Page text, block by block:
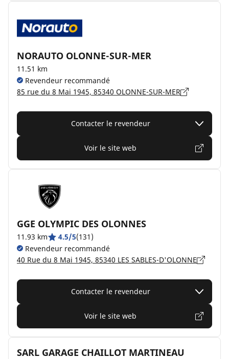
NORAUTO OLONNE-SUR-MER
11.51 km
Revendeur recommandé
85 rue du 8 Mai 1945, 85340 OLONNE-SUR-MER
Contacter le revendeur
Voir le site web
GGE OLYMPIC DES OLONNES
11.93 km 4.5/5(131)
Revendeur recommandé
40 Rue du 8 Mai 1945, 85340 LES SABLES-D'OLONNE
Contacter le revendeur
Voir le site web
SARL GARAGE CHAILLOT MARTINEAU